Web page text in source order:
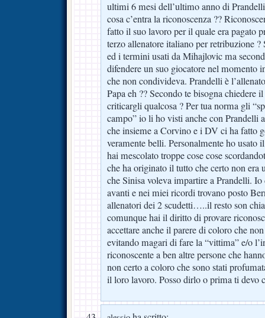
ultimi 6 mesi dell’ultimo anno di
cosa c’entra la riconoscenza ??
fatto il suo lavoro per il quale era pagato
terzo allenatore italiano per retribuzione
ed i termini usati da Mihajlovic ma
difendere un suo giocatore nel momento
che non condivideva. Prandelli è
Papa eh ?? Secondo te bisogna chiedere
criticargli qualcosa ? Per tua norma gli
campo” io li ho visti anche con Prandelli
che insieme a Corvino e i DV ci ha fatto
veramente belli. Personalmente ho usato
hai mescolato troppe cose cose
che ha originato il tutto che certo non era
che Sinisa voleva impartire a Prandelli.
avanti e nei miei ricordi trovano posto
allenatori dei 2 scudetti…..il resto son
comunque hai il diritto di provare
accettare anche il parere di coloro che
evitando magari di fare la “vittima” e/o
riconoscente a ben altre persone che
non certo a coloro che sono stati
il loro lavoro. Posso dirlo o prima ti devo